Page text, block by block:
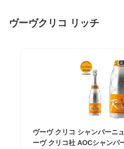
ヴーヴクリコ リッチ
ヴーヴ クリコ シャンパーニ
ーヴ クリコ社 AOCシャンパ